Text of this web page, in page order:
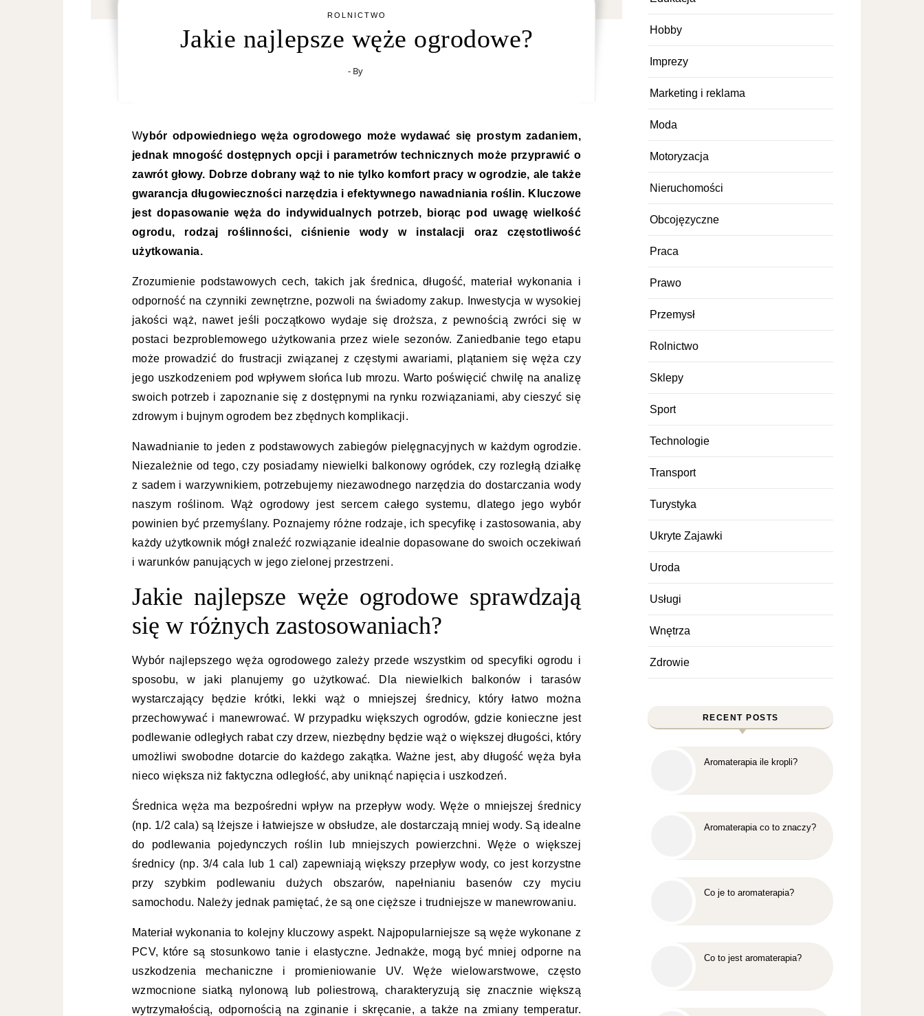
ROLNICTWO
Jakie najlepsze węże ogrodowe?
- By
Wybór odpowiedniego węża ogrodowego może wydawać się prostym zadaniem,
jednak mnogość dostępnych opcji i parametrów technicznych może przyprawić o
zawrót głowy. Dobrze dobrany wąż to nie tylko komfort pracy w ogrodzie, ale także
gwarancja długowieczności narzędzia i efektywnego nawadniania roślin. Kluczowe
jest dopasowanie węża do indywidualnych potrzeb, biorąc pod uwagę wielkość
ogrodu, rodzaj roślinności, ciśnienie wody w instalacji oraz częstotliwość
użytkowania.
Zrozumienie podstawowych cech, takich jak średnica, długość, materiał wykonania i
odporność na czynniki zewnętrzne, pozwoli na świadomy zakup. Inwestycja w wysokiej
jakości wąż, nawet jeśli początkowo wydaje się droższa, z pewnością zwróci się w
postaci bezproblemowego użytkowania przez wiele sezonów. Zaniedbanie tego etapu
może prowadzić do frustracji związanej z częstymi awariami, plątaniem się węża czy
jego uszkodzeniem pod wpływem słońca lub mrozu. Warto poświęcić chwilę na analizę
swoich potrzeb i zapoznanie się z dostępnymi na rynku rozwiązaniami, aby cieszyć się
zdrowym i bujnym ogrodem bez zbędnych komplikacji.
Nawadnianie to jeden z podstawowych zabiegów pielęgnacyjnych w każdym ogrodzie.
Niezależnie od tego, czy posiadamy niewielki balkonowy ogródek, czy rozległą działkę
z sadem i warzywnikiem, potrzebujemy niezawodnego narzędzia do dostarczania wody
naszym roślinom. Wąż ogrodowy jest sercem całego systemu, dlatego jego wybór
powinien być przemyślany. Poznajemy różne rodzaje, ich specyfikę i zastosowania, aby
każdy użytkownik mógł znaleźć rozwiązanie idealnie dopasowane do swoich oczekiwań
i warunków panujących w jego zielonej przestrzeni.
Jakie najlepsze węże ogrodowe sprawdzają
się w różnych zastosowaniach?
Wybór najlepszego węża ogrodowego zależy przede wszystkim od specyfiki ogrodu i
sposobu, w jaki planujemy go użytkować. Dla niewielkich balkonów i tarasów
wystarczający będzie krótki, lekki wąż o mniejszej średnicy, który łatwo można
przechowywać i manewrować. W przypadku większych ogrodów, gdzie konieczne jest
podlewanie odległych rabat czy drzew, niezbędny będzie wąż o większej długości, który
umożliwi swobodne dotarcie do każdego zakątka. Ważne jest, aby długość węża była
nieco większa niż faktyczna odległość, aby uniknąć napięcia i uszkodzeń.
Średnica węża ma bezpośredni wpływ na przepływ wody. Węże o mniejszej średnicy
(np. 1/2 cala) są lżejsze i łatwiejsze w obsłudze, ale dostarczają mniej wody. Są idealne
do podlewania pojedynczych roślin lub mniejszych powierzchni. Węże o większej
średnicy (np. 3/4 cala lub 1 cal) zapewniają większy przepływ wody, co jest korzystne
przy szybkim podlewaniu dużych obszarów, napełnianiu basenów czy myciu
samochodu. Należy jednak pamiętać, że są one cięższe i trudniejsze w manewrowaniu.
Materiał wykonania to kolejny kluczowy aspekt. Najpopularniejsze są węże wykonane z
PCV, które są stosunkowo tanie i elastyczne. Jednakże, mogą być mniej odporne na
uszkodzenia mechaniczne i promieniowanie UV. Węże wielowarstwowe, często
wzmocnione siatką nylonową lub poliestrową, charakteryzują się znacznie większą
wytrzymałością, odpornością na zginanie i skręcanie, a także na zmiany temperatur.
Hobby
Imprezy
Marketing i reklama
Moda
Motoryzacja
Nieruchomości
Obcojęzyczne
Praca
Prawo
Przemysł
Rolnictwo
Sklepy
Sport
Technologie
Transport
Turystyka
Ukryte Zajawki
Uroda
Usługi
Wnętrza
Zdrowie
RECENT POSTS
Aromaterapia ile kropli?
Aromaterapia co to znaczy?
Co je to aromaterapia?
Co to jest aromaterapia?